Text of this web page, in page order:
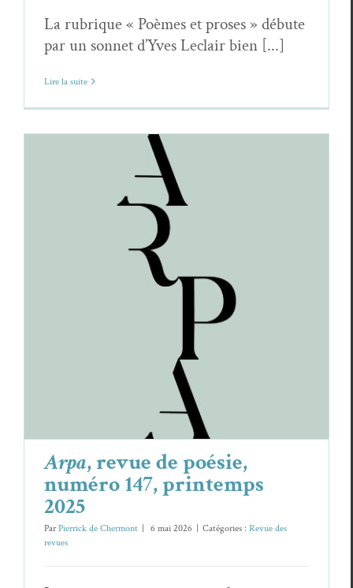
La rubrique « Poèmes et proses » débute
par un sonnet d’Yves Leclair bien [...]
Lire la suite
, revue de poésie, numéro 147,
printemps 2025
Revue des revues
Arpa, revue de poésie,
numéro 147, printemps
2025
ParPierrick de Chermont 6 mai 2026 Catégories : Revue des
revues